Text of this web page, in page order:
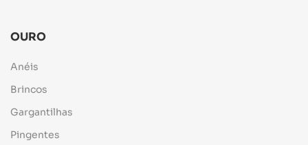
OURO
Anéis
Brincos
Gargantilhas
Pingentes